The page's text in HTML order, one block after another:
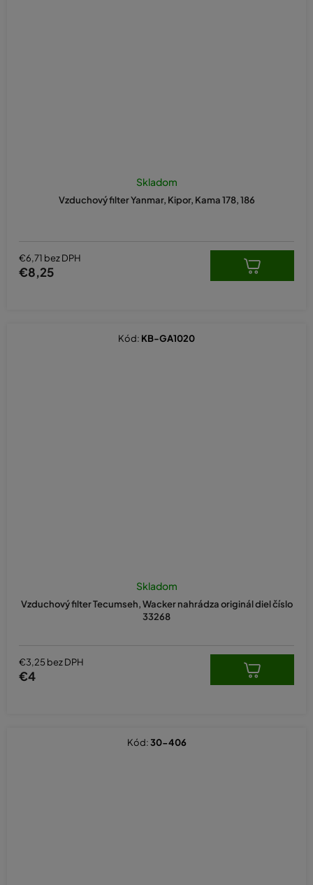
Vzduchový filter Yanmar, Kipor, Kama 178, 186
Skladom
€6,71 bez DPH
€8,25
Vzduchový filter Tecumseh, Wacker nahrádza originál diel číslo
33268
Skladom
€3,25 bez DPH
€4
Kód: KB-GA1020
Kód:30-406